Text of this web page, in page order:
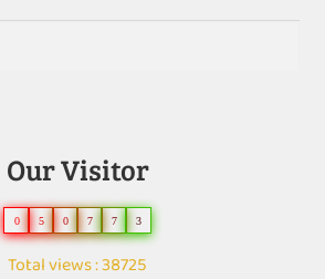
Our Visitor
0 5 0 7 7 3
Total views : 38725